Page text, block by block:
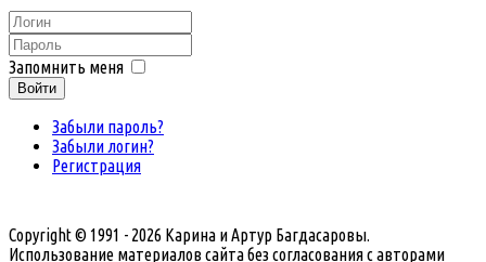
Запомнить меня
Войти
Забыли пароль?
Забыли логин?
Регистрация
Copyright © 1991 - 2026 Карина и Артур Багдасаровы.
Использование материалов сайта без согласования с авторами